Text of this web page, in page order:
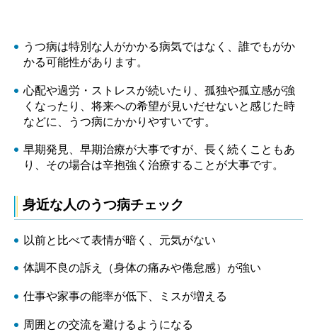
うつ病は特別な人がかかる病気ではなく、誰でもがか
かる可能性があります。
心配や過労・ストレスが続いたり、孤独や孤立感が強
くなったり、将来への希望が見いだせないと感じた時
などに、うつ病にかかりやすいです。
早期発見、早期治療が大事ですが、長く続くこともあ
り、その場合は辛抱強く治療することが大事です。
身近な人のうつ病チェック
以前と比べて表情が暗く、元気がない
体調不良の訴え（身体の痛みや倦怠感）が強い
仕事や家事の能率が低下、ミスが増える
周囲との交流を避けるようになる